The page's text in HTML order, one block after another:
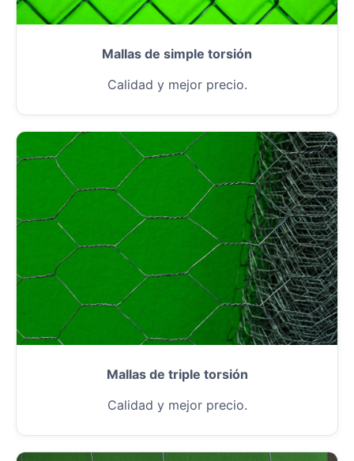
Mallas de simple torsión
Calidad y mejor precio.
Mallas de triple torsión
Calidad y mejor precio.